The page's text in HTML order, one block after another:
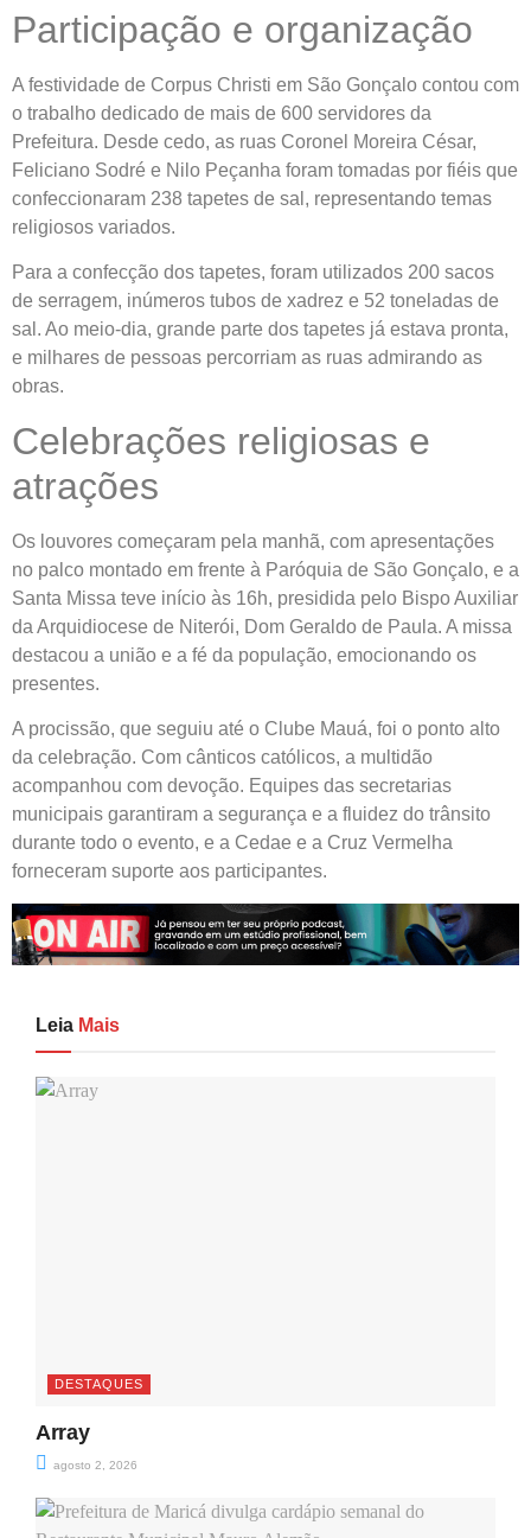
Participação e organização
A festividade de Corpus Christi em São Gonçalo contou com
o trabalho dedicado de mais de 600 servidores da
Prefeitura. Desde cedo, as ruas Coronel Moreira César,
Feliciano Sodré e Nilo Peçanha foram tomadas por fiéis que
confeccionaram 238 tapetes de sal, representando temas
religiosos variados.
Para a confecção dos tapetes, foram utilizados 200 sacos
de serragem, inúmeros tubos de xadrez e 52 toneladas de
sal. Ao meio-dia, grande parte dos tapetes já estava pronta,
e milhares de pessoas percorriam as ruas admirando as
obras.
Celebrações religiosas e
atrações
Os louvores começaram pela manhã, com apresentações
no palco montado em frente à Paróquia de São Gonçalo, e a
Santa Missa teve início às 16h, presidida pelo Bispo Auxiliar
da Arquidiocese de Niterói, Dom Geraldo de Paula. A missa
destacou a união e a fé da população, emocionando os
presentes.
A procissão, que seguiu até o Clube Mauá, foi o ponto alto
da celebração. Com cânticos católicos, a multidão
acompanhou com devoção. Equipes das secretarias
municipais garantiram a segurança e a fluidez do trânsito
durante todo o evento, e a Cedae e a Cruz Vermelha
forneceram suporte aos participantes.
Leia Mais
DESTAQUES
Array
agosto 2, 2026